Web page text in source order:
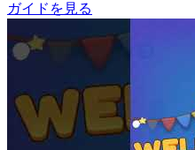
ガイドを見る